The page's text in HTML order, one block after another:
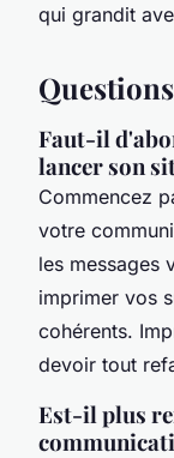
qui grandit
Faut-il
lancer son
Commencez
votre
les messages
imprimer vos
cohérents.
devoir tout
Est-il plus